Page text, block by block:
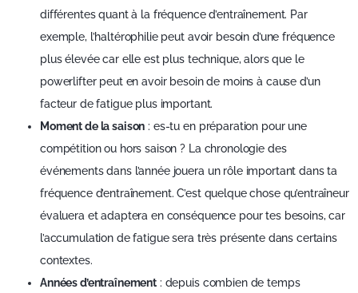
différentes quant à la fréquence d’entraînement. Par
exemple, l’haltérophilie peut avoir besoin d’une fréquence
plus élevée car elle est plus technique, alors que le
powerlifter peut en avoir besoin de moins à cause d’un
facteur de fatigue plus important.
Moment de la saison : es-tu en préparation pour une
compétition ou hors saison ? La chronologie des
événements dans l’année jouera un rôle important dans ta
fréquence d’entraînement. C’est quelque chose qu’entraîneur
évaluera et adaptera en conséquence pour tes besoins, car
l’accumulation de fatigue sera très présente dans certains
contextes.
Années d’entraînement : depuis combien de temps